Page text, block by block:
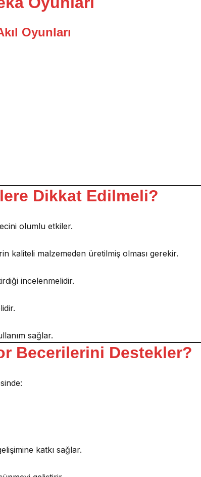
Oyunları
Dikkat Edilmeli?
olumlu etkiler.
kaliteli malzemeden üretilmiş olması gerekir.
incelenmelidir.
sağlar.
Becerilerini Destekler?
katkı sağlar.